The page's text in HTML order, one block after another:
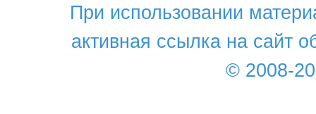
При использовании
активная ссылка на сайт
© 2008-